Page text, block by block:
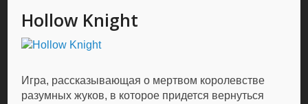
Hollow Knight
Игра, рассказывающая о мертвом королевстве
разумных жуков, в которое придется вернуться